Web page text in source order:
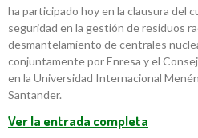
ha participado hoy en la clausura del
seguridad en la gestión de residuos
desmantelamiento de centrales
conjuntamente por Enresa y el
en la Universidad Internacional
Santander.
Ver la entrada completa